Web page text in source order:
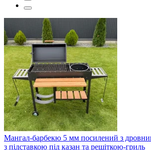
Мангал-барбекю 5 мм посилений з
з підставкою під казан та решіткою-гриль